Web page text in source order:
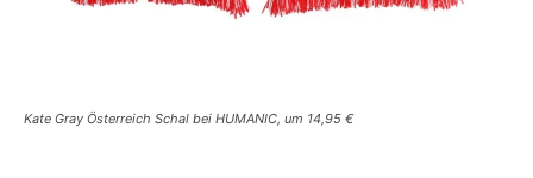
Kate Gray Österreich Schal bei HUMANIC, um 14,95 €